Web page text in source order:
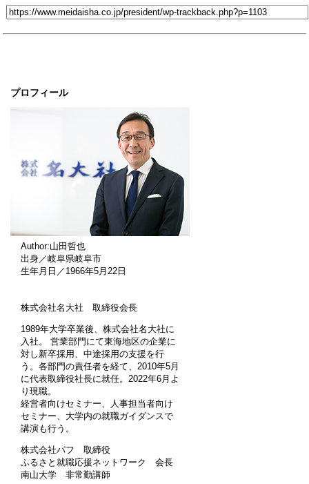
プロフィール
Author:山田哲也
出身／岐阜県岐阜市
生年月日／1966年5月22日
株式会社名大社 取締役会長
1989年大学卒業後、株式会社名大社に
入社。 営業部門にて東海地区の企業に
対し新卒採用、中途採用の支援を行
う。各部門の責任者を経て、2010年5月
に代表取締役社長に就任。2022年6月よ
り現職。
経営者向けセミナー、人事担当者向け
セミナー、大学内の就職ガイダンスで
講演も行う。
株式会社パフ 取締役
ふるさと就職応援ネットワーク 会長
南山大学 非常勤講師